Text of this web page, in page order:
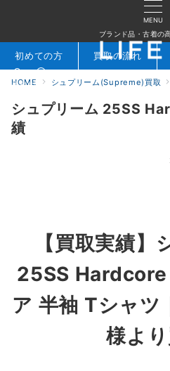
MENU
ブランド品・古着の
検索 お問合せ
初めての方 買取の流れ
HOME シュプリーム(Supreme)買取
シュプリーム 25SS
績
【買取実績】
25SS Hardcore
ア 半袖 Tシャツ
様よ